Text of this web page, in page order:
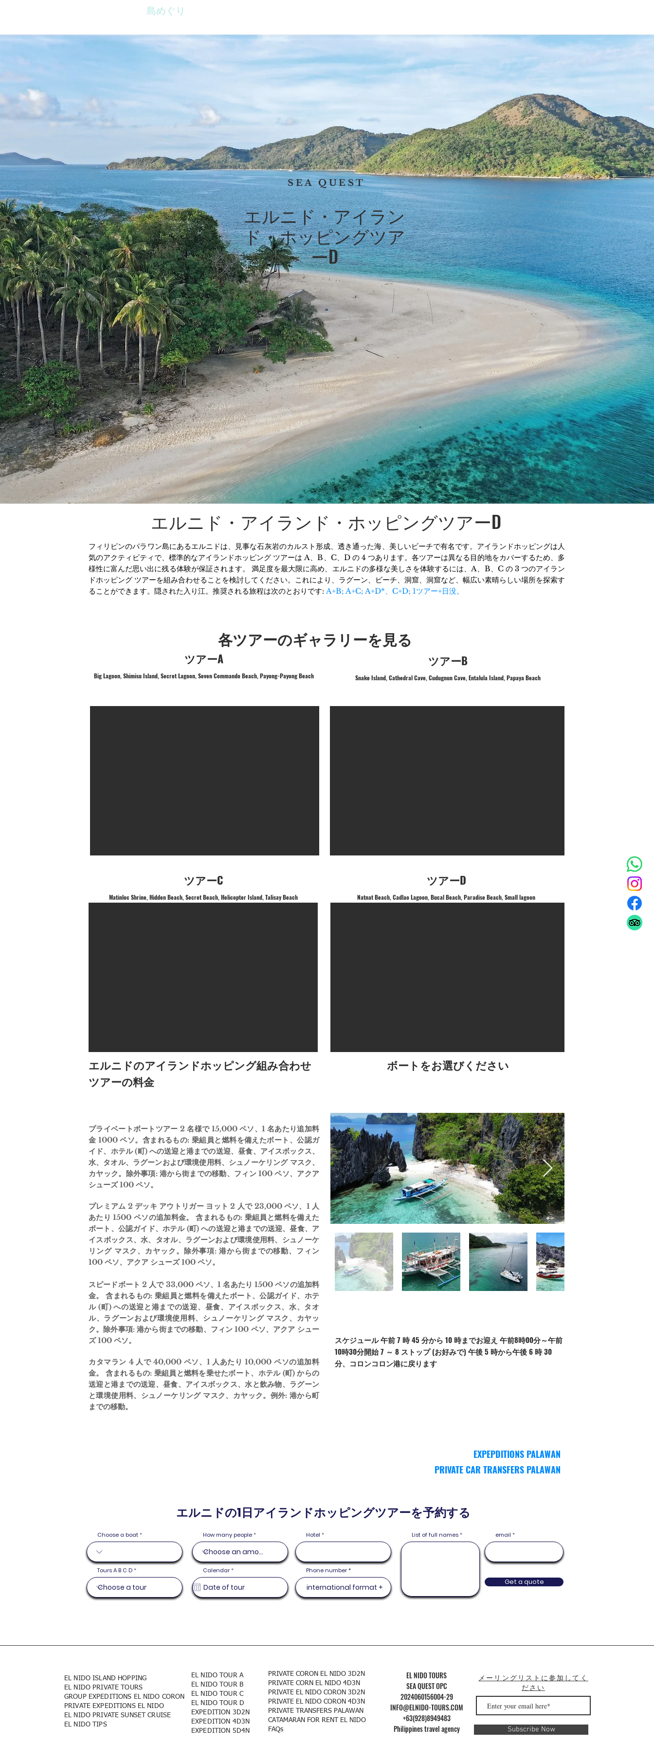
島めぐり
SEA QUEST
エルニド・アイラン
ド・ホッピングツア
ーD
エルニド・アイランド・ホッピングツアーD
フィリピンのパラワン島にあるエルニドは、見事な石灰岩のカルスト形成、透き通った海、美しいビーチで有名です。アイランドホッピングは人
気のアクティビティで、標準的なアイランドホッピング ツアーは A、B、C、D の 4 つあります。各ツアーは異なる目的地をカバーするため、多
様性に富んだ思い出に残る体験が保証されます。 満足度を最大限に高め、エルニドの多様な美しさを体験するには、A、B、C の 3 つのアイラン
ドホッピング ツアーを組み合わせることを検討してください。これにより、ラグーン、ビーチ、洞窟、洞窟など、幅広い素晴らしい場所を探索す
ることができます。隠された入り江。推奨される旅程は次のとおりです: A+B; A+C; A+D*、C+D; 1ツアー+日没。
各ツアーのギャラリーを見る
ツアーA
Big Lagoon, Shimisu Island, Secret Lagoon, Seven Commando Beach, Payong-Payong Beach
ツアーB
Snake Island, Cathedral Cave, Cudugnun Cave, Entalula Island, Papaya Beach
ツアーC
Matinloc Shrine, Hidden Beach, Secret Beach, Helicopter Island, Talisay Beach
エルニドのアイランドホッピング組み合わせ
ツアーの料金
ツアーD
Natnat Beach, Cadlao Lagoon, Bucal Beach, Paradise Beach, Small lagoon
ボートをお選びください
プライベートボートツアー 2 名様で 15,000 ペソ、1 名あたり追加料
金 1000 ペソ。含まれるもの: 乗組員と燃料を備えたボート、公認ガ
イド、ホテル (町) への送迎と港までの送迎、昼食、アイスボックス、
水、タオル、ラグーンおよび環境使用料、シュノーケリング マスク、
カヤック。除外事項: 港から街までの移動、フィン 100 ペソ、アクア
シューズ 100 ペソ。
プレミアム 2 デッキ アウトリガー ヨット 2 人で 23,000 ペソ、1 人
あたり 1500 ペソの追加料金。 含まれるもの: 乗組員と燃料を備えた
ボート、公認ガイド、ホテル (町) への送迎と港までの送迎、昼食、ア
イスボックス、水、タオル、ラグーンおよび環境使用料、シュノーケ
リング マスク、カヤック。除外事項: 港から街までの移動、フィン
100 ペソ、アクア シューズ 100 ペソ。
スピードボート 2 人で 33,000 ペソ、1 名あたり 1500 ペソの追加料
金。 含まれるもの: 乗組員と燃料を備えたボート、公認ガイド、ホテ
ル (町) への送迎と港までの送迎、昼食、アイスボックス、水、タオ
ル、ラグーンおよび環境使用料、シュノーケリング マスク、カヤッ
ク。除外事項: 港から街までの移動、フィン 100 ペソ、アクア シュー
ズ 100 ペソ。
カタマラン 4 人で 40,000 ペソ、1 人あたり 10,000 ペソの追加料
金。 含まれるもの: 乗組員と燃料を乗せたボート、ホテル (町) からの
送迎と港までの送迎、昼食、アイスボックス、水と飲み物、ラグーン
と環境使用料、シュノーケリング マスク、カヤック。例外: 港から町
までの移動。
スケジュール 午前 7 時 45 分から 10 時までお迎え 午前8時00分～午前
10時30分開始 7 ～ 8 ストップ (お好みで) 午後 5 時から午後 6 時 30
分、コロンコロン港に戻ります
EXPEPDITIONS PALAWAN
PRIVATE CAR TRANSFERS PALAWAN
エルニドの1日アイランドホッピングツアーを予約する
Choose a boat
Tours A B C D
How many people Hotel
Calendar*r
u
i
r
e
Phone number
List of full names email
Get a quote
EL NIDO ISLAND HOPPING
EL NIDO PRIVATE TOURS
GROUP EXPEDITIONS EL NIDO CORON
PRIVATE EXPEDITIONS EL NIDO
EL NIDO PRIVATE SUNSET CRUISE
EL NIDO TIPS
EL NIDO TOUR A
EL NIDO TOUR B
EL NIDO TOUR C
EL NIDO TOUR D
EXPEDITION 3D2N
EXPEDITION 4D3N
EXPEDITION 5D4N
PRIVATE CORON EL NIDO 3D2N
PRIVATE CORN EL NIDO 4D3N
PRIVATE EL NIDO CORON 3D2N
PRIVATE EL NIDO CORON 4D3N
PRIVATE TRANSFERS PALAWAN
CATAMARAN FOR RENT EL NIDO
FAQs
EL NIDO TOURS
SEA QUEST OPC
2024060156004-29
INFO@ELNIDO-TOURS.COM
+63(928)8949483
Philippines travel agency
メーリングリストに参加してく
ださい
Subscribe Now